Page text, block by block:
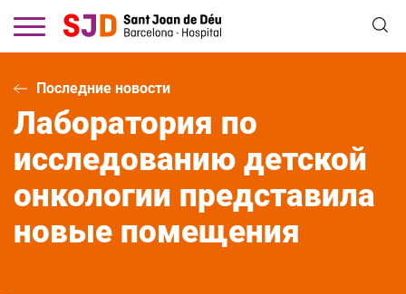
основному
Последние новости
Лаборатория по
исследованию детской
онкологии представила
новые помещения